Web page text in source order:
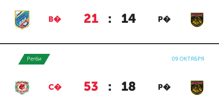
В� 21 : 14 Р�
Регби 09 ОКТЯБРЯ
С� 53 : 18 Р�